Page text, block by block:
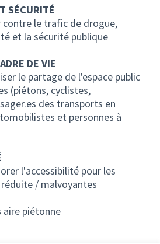
SÉCURITÉ
le trafic de drogue,
et la sécurité publique
DE VIE
le partage de l'espace public
(piétons, cyclistes,
des transports en
et personnes à
l'accessibilité pour les
/ malvoyantes
aire piétonne